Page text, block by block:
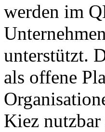
werden im
unterstützt.
als offene
Kiez nutzbar